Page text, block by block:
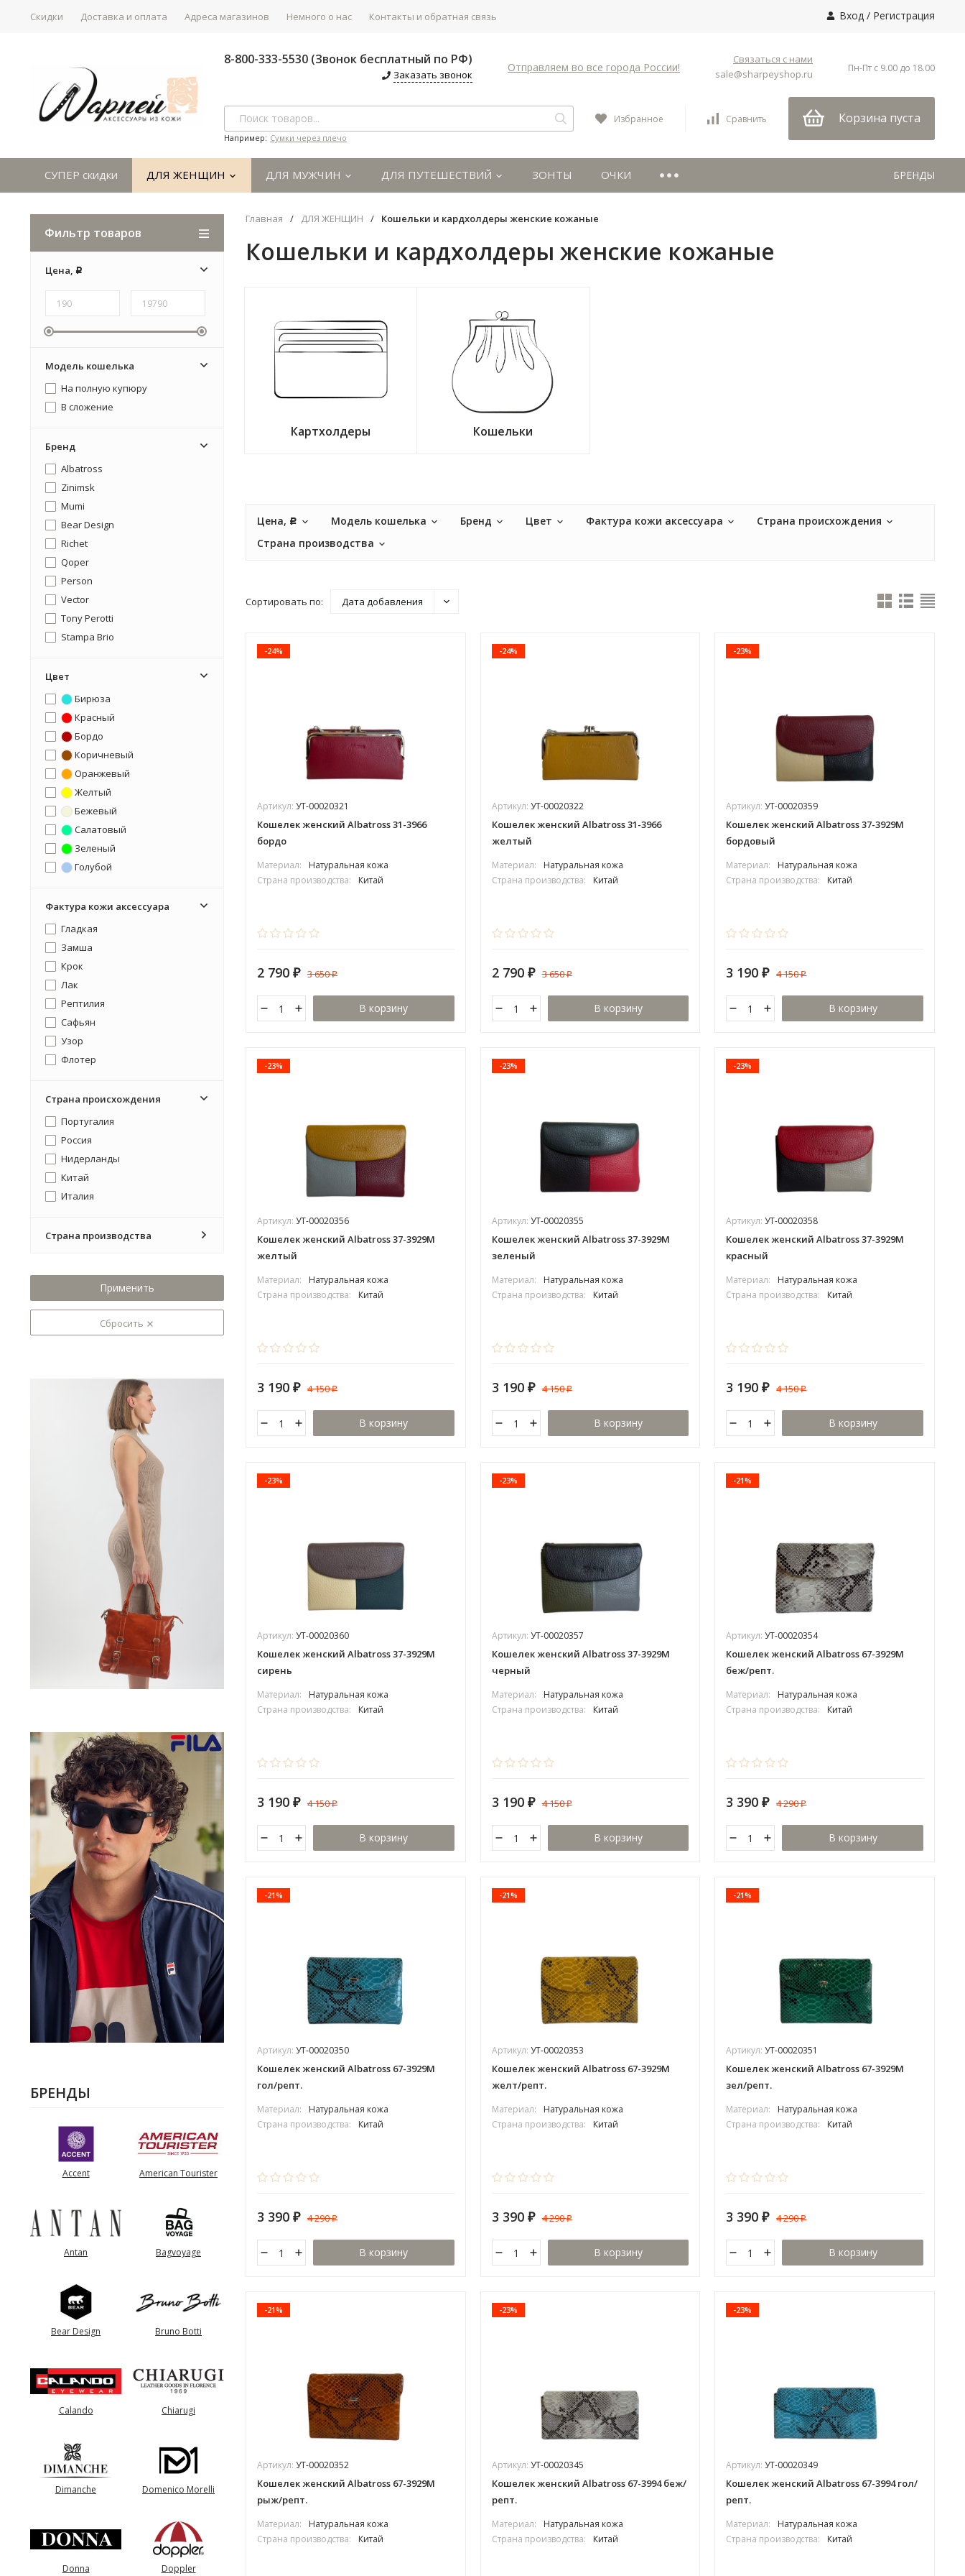
Скидки Доставка и оплата Адреса магазинов Немного о нас Контакты и обратная связь Вход / Регистрация
8-800-333-5530 (Звонок бесплатный по РФ)
Заказать звонок
Отправляем во все города России!
Связаться с нами
sale@sharpeyshop.ru
Пн-Пт с 9.00 до 18.00
Например: Сумки через плечо
Избранное Сравнить Корзина пуста
СУПЕР скидки ДЛЯ ЖЕНЩИН ДЛЯ МУЖЧИН ДЛЯ ПУТЕШЕСТВИЙ ЗОНТЫ ОЧКИ БРЕНДЫ
Фильтр товаров
Цена, Р
Модель кошелька
На полную купюру
В сложение
Бренд
Albatross
Zinimsk
Mumi
Bear Design
Richet
Qoper
Person
Vector
Tony Perotti
Stampa Brio
Dimanche
Domenico Morelli
Dudu
Grand
Esse
Ego
Цвет
Бирюза
Красный
Бордо
Коричневый
Оранжевый
Желтый
Бежевый
Салатовый
Зеленый
Голубой
Фиолетовый
Фактура кожи аксессуара
Гладкая
Замша
Крок
Лак
Рептилия
Сафьян
Узор
Флотер
Страна происхождения
Португалия
Россия
Нидерланды
Китай
Италия
Страна производства
Применить
Сбросить
БРЕНДЫ
Accent American Tourister
Antan Bagvoyage
Bear Design Bruno Botti
Calando Chiarugi
Dimanche Domenico Morelli
Donna Doppler
Главная / ДЛЯ ЖЕНЩИН / Кошельки и кардхолдеры женские кожаные
Кошельки и кардхолдеры женские кожаные
Картхолдеры Кошельки
Цена, Р Модель кошелька Бренд Цвет Фактура кожи аксессуара
Страна происхождения
Страна производства
Сортировать по: Дата добавления
-24%
Артикул: УТ-00020321
Кошелек женский Albatross 31-3966
бордо
Материал:
Натуральная кожа
Страна производства:
Китай
2 790 ₽ 3 650₽
В корзину
-24%
Артикул: УТ-00020322
Кошелек женский Albatross 31-3966
желтый
Материал:
Натуральная кожа
Страна производства:
Китай
2 790 ₽ 3 650₽
В корзину
-23%
Артикул:УТ-00020359
Кошелек женский Albatross 37-3929М
бордовый
Материал:
Натуральная кожа
Страна производства:
Китай
3 190₽ 4 150₽
В корзину
-23%
Артикул: УТ-00020356
Кошелек женский Albatross 37-3929М
желтый
Материал:
Натуральная кожа
Страна производства:
Китай
3 190 ₽ 4 150₽
В корзину
-23%
Артикул: УТ-00020355
Кошелек женский Albatross 37-3929М
зеленый
Материал:
Натуральная кожа
Страна производства:
Китай
3 190 ₽ 4 150₽
В корзину
-23%
Артикул:УТ-00020358
Кошелек женский Albatross 37-3929М
красный
Материал:
Натуральная кожа
Страна производства:
Китай
3 190₽ 4 150₽
В корзину
-23%
Артикул: УТ-00020360
Кошелек женский Albatross 37-3929М
сирень
Материал:
Натуральная кожа
Страна производства:
Китай
3 190 ₽ 4 150₽
В корзину
-23%
Артикул: УТ-00020357
Кошелек женский Albatross 37-3929М
черный
Материал:
Натуральная кожа
Страна производства:
Китай
3 190 ₽ 4 150₽
В корзину
-21%
Артикул:УТ-00020354
Кошелек женский Albatross 67-3929М
беж/репт.
Материал:
Натуральная кожа
Страна производства:
Китай
3 390₽ 4 290₽
В корзину
-21%
Артикул: УТ-00020350
Кошелек женский Albatross 67-3929М
гол/репт.
Материал:
Натуральная кожа
Страна производства:
Китай
3 390 ₽ 4 290₽
В корзину
-21%
Артикул: УТ-00020353
Кошелек женский Albatross 67-3929М
желт/репт.
Материал:
Натуральная кожа
Страна производства:
Китай
3 390 ₽ 4 290₽
В корзину
-21%
Артикул:УТ-00020351
Кошелек женский Albatross 67-3929М
зел/репт.
Материал:
Натуральная кожа
Страна производства:
Китай
3 390₽ 4 290₽
В корзину
-21%
Артикул: УТ-00020352
Кошелек женский Albatross 67-3929М
рыж/репт.
Материал:
Натуральная кожа
Страна производства:
Китай
-23%
Артикул: УТ-00020345
Кошелек женский Albatross 67-3994 беж/
репт.
Материал:
Натуральная кожа
Страна производства:
Китай
-23%
Артикул:УТ-00020349
Кошелек женский Albatross 67-3994 гол/
репт.
Материал:
Натуральная кожа
Страна производства:
Китай